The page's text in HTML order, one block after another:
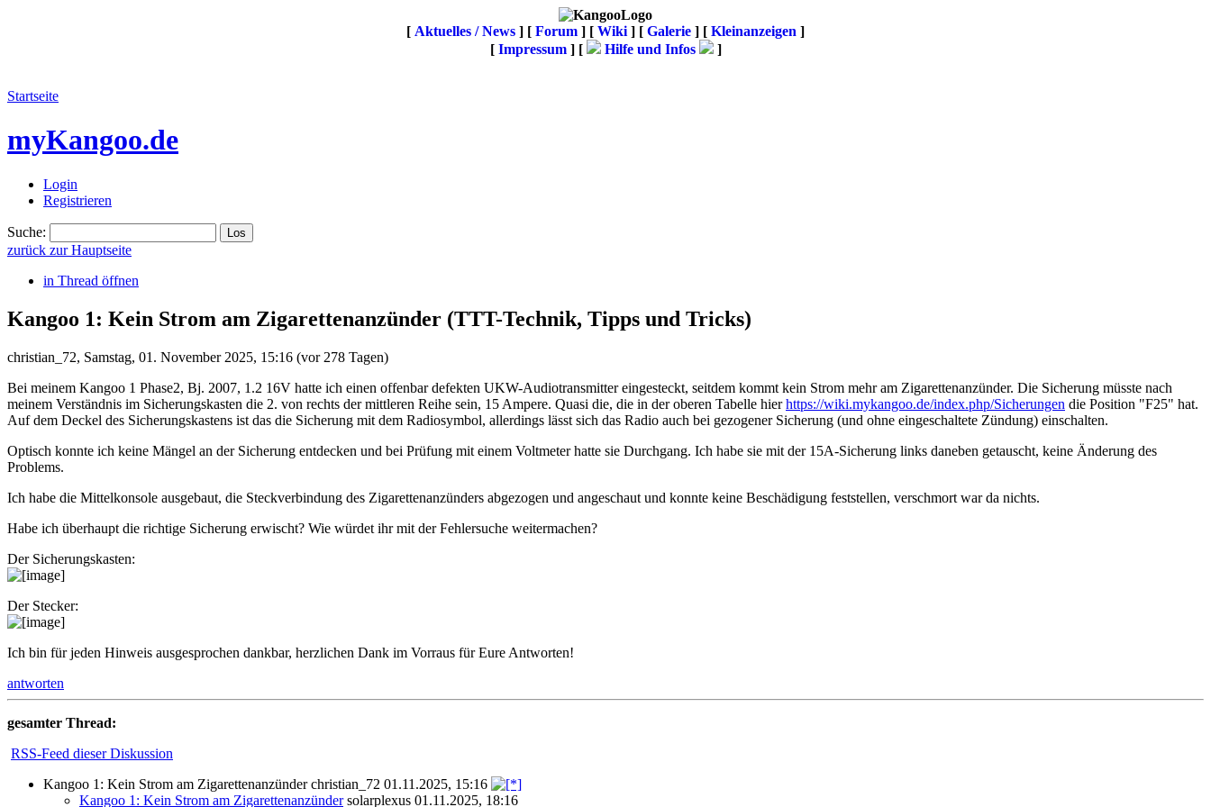
[ Aktuelles / News ] [ Forum ] [ Wiki ] [ Galerie ] [ Kleinanzeigen ]
[ Impressum] [ Hilfe und Infos ]
Startseite
myKangoo.de
Login
Registrieren
Suche:
zurück zur Hauptseite
in Thread öffnen
Kangoo 1: Kein Strom am Zigarettenanzünder (TTT-Technik, Tipps und Tricks)
christian_72, Samstag, 01. November 2025, 15:16 (vor 278 Tagen)
Bei meinem Kangoo 1 Phase2, Bj. 2007, 1.2 16V hatte ich einen offenbar defekten UKW-Audiotransmitter eingesteckt, seitdem kommt kein Strom mehr am Zigarettenanzünder. Die Sicherung müsste nach
meinem Verständnis im Sicherungskasten die 2. von rechts der mittleren Reihe sein, 15 Ampere. Quasi die, die in der oberen Tabelle hierhttps://wiki.mykangoo.de/index.php/Sicherungen die Position "F25" hat.
Auf dem Deckel des Sicherungskastens ist das die Sicherung mit dem Radiosymbol, allerdings lässt sich das Radio auch bei gezogener Sicherung (und ohne eingeschaltete Zündung) einschalten.
Optisch konnte ich keine Mängel an der Sicherung entdecken und bei Prüfung mit einem Voltmeter hatte sie Durchgang. Ich habe sie mit der 15A-Sicherung links daneben getauscht, keine Änderung des
Problems.
Ich habe die Mittelkonsole ausgebaut, die Steckverbindung des Zigarettenanzünders abgezogen und angeschaut und konnte keine Beschädigung feststellen, verschmort war da nichts.
Habe ich überhaupt die richtige Sicherung erwischt? Wie würdet ihr mit der Fehlersuche weitermachen?
Der Sicherungskasten:
Der Stecker:
Ich bin für jeden Hinweis ausgesprochen dankbar, herzlichen Dank im Vorraus für Eure Antworten!
antworten
gesamter Thread:
RSS-Feed dieser Diskussion
Kangoo 1: Kein Strom am Zigarettenanzünder christian_72 01.11.2025, 15:16
Kangoo 1: Kein Strom am Zigarettenanzünder solarplexus 01.11.2025, 18:16